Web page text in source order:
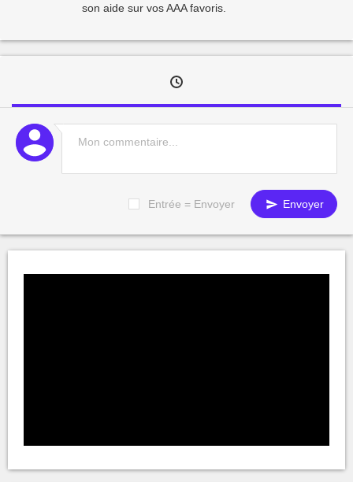
son aide sur vos AAA favoris.
Entrée = Envoyer Envoyer